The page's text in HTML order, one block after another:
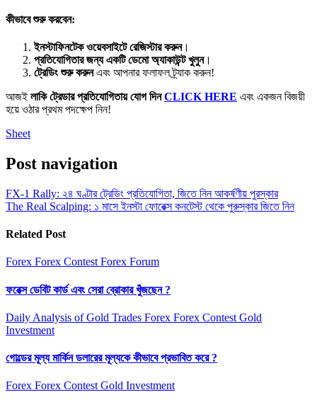
কীভাবে শুরু করবেন:
ইনস্টাফিনটেক ওয়েবসাইটে রেজিস্টার করুন।
প্রতিযোগিতার জন্য একটি ডেমো অ্যাকাউন্ট খুলুন।
ট্রেডিং শুরু করুনএবং আপনার ফলাফল ট্র্যাক করুন!
আজই লাকি ট্রেডার প্রতিযোগিতায় যোগ দিন CLICK HERE এবং একজন বিজয়ী
হয়ে ওঠার প্রথম পদক্ষেপ নিন!
Sheet
Post navigation
FX-1 Rally: ২৪ ঘণ্টার ট্রেডিং প্রতিযোগিতা, জিতে নিন আকর্ষণীয় পুরস্কার
The Real Scalping: ১ মাসে ইনস্টা ফোরেক্স কনটেস্ট থেকে পুরুস্কার জিতে নিন
Related Post
Forex Forex Contest Forex Forum
ফরেক্স ডেবিট কার্ড এবং সেরা ব্রোকার খুঁজছেন ?
Daily Analysis of Gold Trades Forex Forex Contest Gold
Investment
গোল্ডের মূল্য মার্কিন ডলারের মূল্যকে কীভাবে প্রভাবিত করে ?
Forex Forex ContestGold Investment